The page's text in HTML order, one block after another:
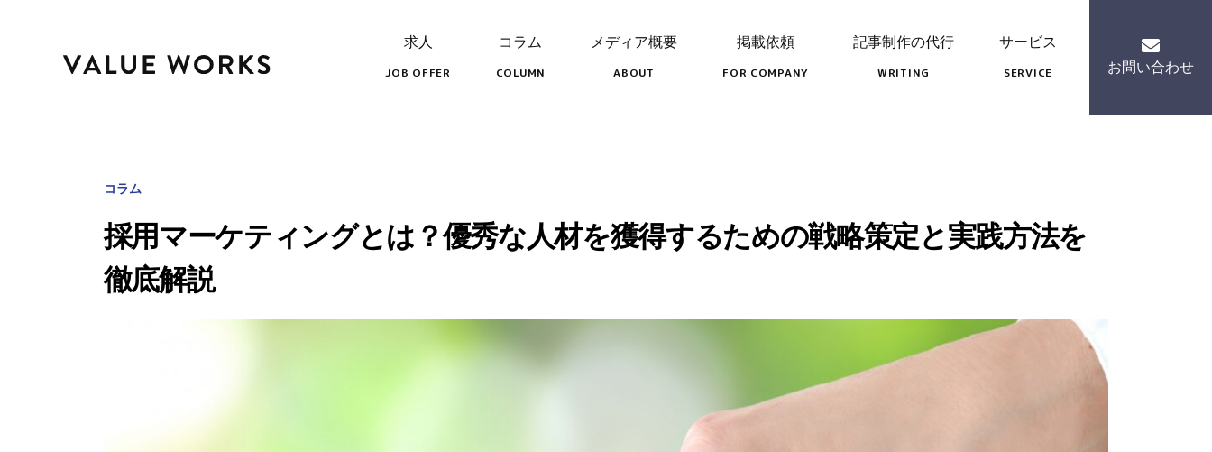
求人
JOB OFFER
コラム
COLUMN
メディア概要
ABOUT
掲載依頼
FOR COMPANY
記事制作の代行
WRITING
サービス
SERVICE
お問い合わせ
コラム
採用マーケティングとは？優秀な人材を獲得するための戦略策定と実践方法を
徹底解説